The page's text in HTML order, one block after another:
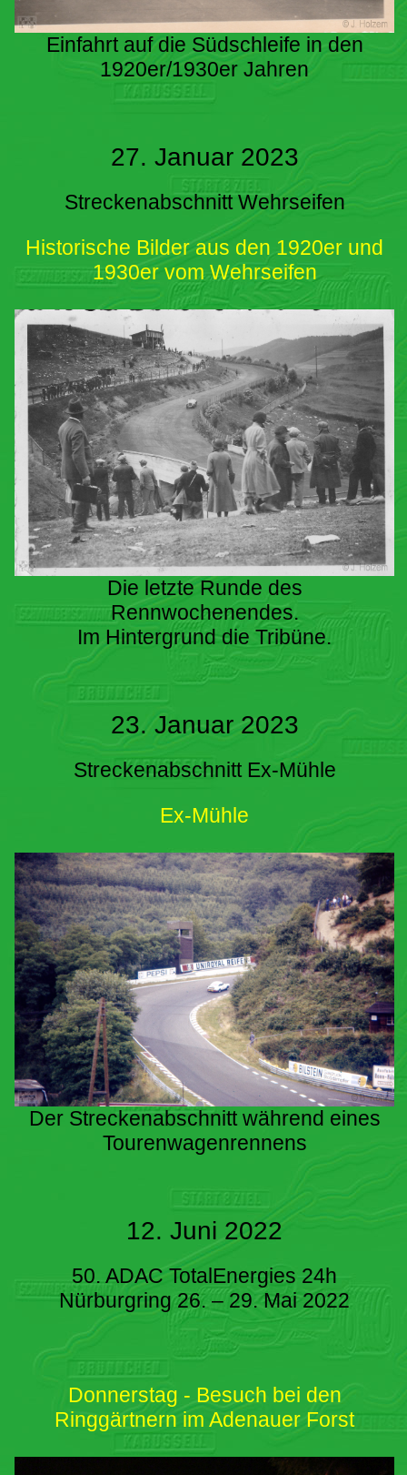
Einfahrt auf die Südschleife in den
1920er/1930er Jahren
27. Januar 2023
Streckenabschnitt Wehrseifen
Historische Bilder aus den 1920er und
1930er vom Wehrseifen
Die letzte Runde des
Rennwochenendes.
Im Hintergrund die Tribüne.
23. Januar 2023
Streckenabschnitt Ex-Mühle
Ex-Mühle
Der Streckenabschnitt während eines
Tourenwagenrennens
12. Juni 2022
50. ADAC TotalEnergies 24h
Nürburgring 26. – 29. Mai 2022
Donnerstag - Besuch bei den
Ringgärtnern im Adenauer Forst